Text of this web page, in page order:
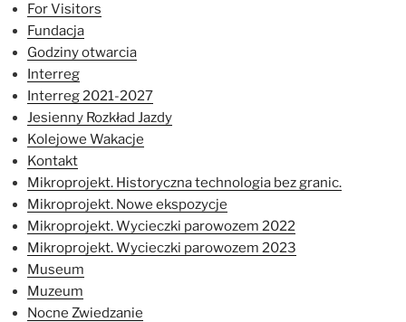
For Visitors
Fundacja
Godziny otwarcia
Interreg
Interreg 2021-2027
Jesienny Rozkład Jazdy
Kolejowe Wakacje
Kontakt
Mikroprojekt. Historyczna technologia bez granic.
Mikroprojekt. Nowe ekspozycje
Mikroprojekt. Wycieczki parowozem 2022
Mikroprojekt. Wycieczki parowozem 2023
Museum
Muzeum
Nocne Zwiedzanie